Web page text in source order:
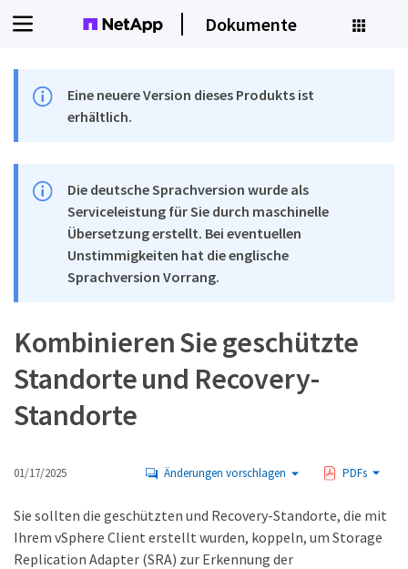
Dokumente
Eine neuere Version dieses Produkts ist
erhältlich.
Die deutsche Sprachversion wurde als
Serviceleistung für Sie durch maschinelle
Übersetzung erstellt. Bei eventuellen
Unstimmigkeiten hat die englische
Sprachversion Vorrang.
Kombinieren Sie geschützte
Standorte und Recovery-
Standorte
01/17/2025 Änderungen vorschlagen PDFs
Sie sollten die geschützten und Recovery-Standorte, die mit
Ihrem vSphere Client erstellt wurden, koppeln, um Storage
Replication Adapter (SRA) zur Erkennung der